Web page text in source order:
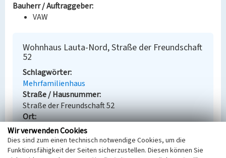
Bauherr / Auftraggeber:
VAW
Wohnhaus Lauta-Nord, Straße der Freundschaft
52
Schlagwörter
Mehrfamilienhaus
Straße / Hausnummer
Straße der Freundschaft 52
Ort
Lauta, Stadt
Fachsicht(en)
Denkmalpflege
Wir verwenden Cookies
Dies sind zum einen technisch notwendige Cookies, um die
Funktionsfähigkeit der Seiten sicherzustellen. Diesen können Sie